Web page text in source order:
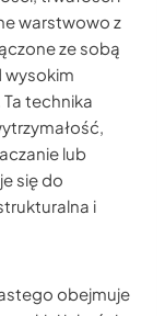
warstwowo z
ze sobą
wysokim
technika
lub
się do
i
obejmuje